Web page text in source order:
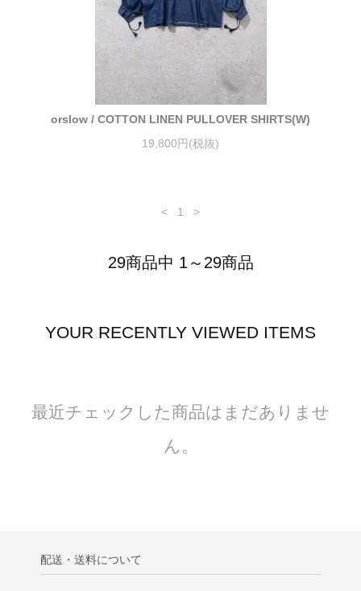
orslow / COTTON LINEN PULLOVER SHIRTS(W)
19,800円(税抜)
< 1 >
29商品中 1～29商品
YOUR RECENTLY VIEWED ITEMS
最近チェックした商品はまだありませ
ん。
配送・送料について